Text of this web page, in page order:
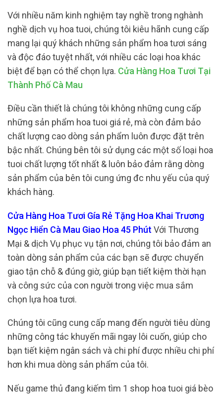
Với nhiều năm kinh nghiệm tay nghề trong nghành
nghề dịch vụ hoa tuoi, chúng tôi kiêu hãnh cung cấp
mang lại quý khách những sản phẩm hoa tươi sáng
và độc đáo tuyệt nhất, với nhiều các loại hoa khác
biệt để bạn có thể chọn lựa. Cửa Hàng Hoa Tươi Tại
Thành Phố Cà Mau
Điều cần thiết là chúng tôi không những cung cấp
những sản phẩm hoa tuoi giá rẻ, mà còn đảm bảo
chất lượng cao dòng sản phẩm luôn được đặt trên
bậc nhất. Chúng bên tôi sử dụng các một số loại hoa
tuoi chất lượng tốt nhất & luôn bảo đảm rằng dòng
sản phẩm của bên tôi cung ứng đc nhu yếu của quý
khách hàng.
Cửa Hàng Hoa Tươi Gía Rẻ Tặng Hoa Khai Trương
Ngọc Hiển Cà Mau Giao Hoa 45 Phút Với Thương
Mại & dịch Vụ phục vụ tận nơi, chúng tôi bảo đảm an
toàn dòng sản phẩm của các bạn sẽ được chuyển
giao tận chỗ & đúng giờ, giúp bạn tiết kiệm thời hạn
và công sức của con người trong việc mua sắm
chọn lựa hoa tươi.
Chúng tôi cũng cung cấp mang đến người tiêu dùng
những công tác khuyến mãi ngay lôi cuốn, giúp cho
bạn tiết kiệm ngân sách và chi phí được nhiều chi phí
hơn khi mua dòng sản phẩm của tôi.
Nếu game thủ đang kiếm tìm 1 shop hoa tuoi giá bèo